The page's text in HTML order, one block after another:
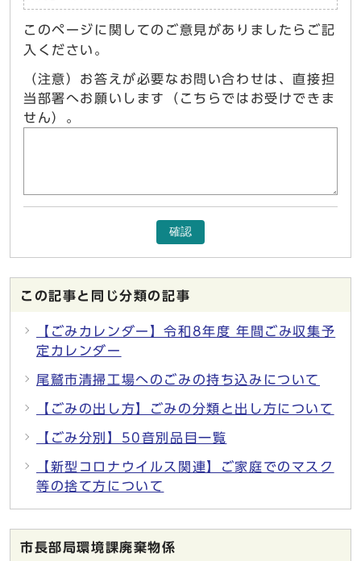
このページに関してのご意見がありましたらご記
入ください。
（注意）お答えが必要なお問い合わせは、直接担
当部署へお願いします（こちらではお受けできま
せん）。
確認
この記事と同じ分類の記事
【ごみカレンダー】令和8年度 年間ごみ収集予
定カレンダー
尾鷲市清掃工場へのごみの持ち込みについて
【ごみの出し方】ごみの分類と出し方について
【ごみ分別】50音別品目一覧
【新型コロナウイルス関連】ご家庭でのマスク
等の捨て方について
市長部局環境課廃棄物係